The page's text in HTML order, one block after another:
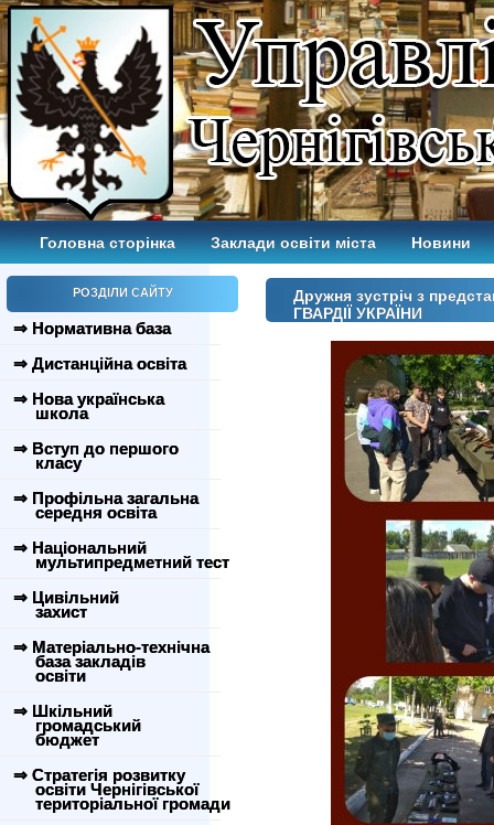
Головна сторінка Заклади освіти міста Новини
РОЗДІЛИ САЙТУ
⇒ Нормативна база
⇒ Дистанційна освіта
⇒ Нова українська
школа
⇒ Вступ до першого
класу
⇒ Профільна загальна
середня освіта
⇒ Національний
мультипредметний тест
⇒ Цивільний
захист
⇒ Матеріально-технічна
база закладів
освіти
⇒ Шкільний
громадський
бюджет
⇒ Стратегія розвитку
освіти Чернігівської
територіальної громади
Дружня зустріч з
ГВАРДІЇ УКРАЇНИ